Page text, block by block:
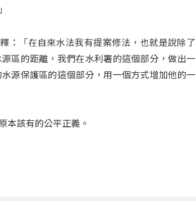
：「在自來水法我有提案修法，也就是說除了
區的距離，我們在水利署的這個部分，做出一
源保護區的這個部分，用一個方式增加他的一
本該有的公平正義。